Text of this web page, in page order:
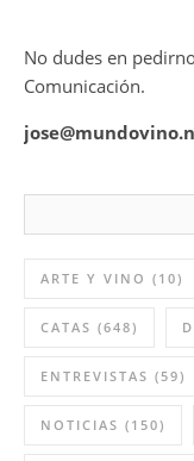
No dudes en
Comunicación.
ARTE Y VINO (10)
CATAS (648)
ENTREVISTAS (59)
NOTICIAS (150)